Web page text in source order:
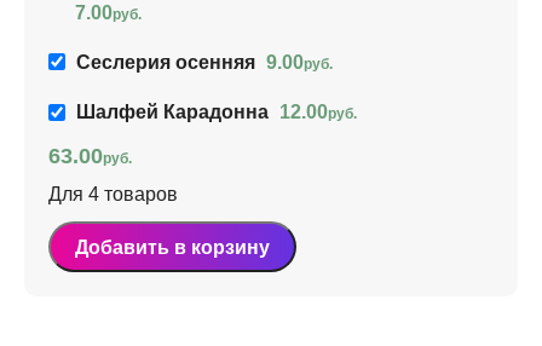
7.00руб.
Сеслерия осенняя 9.00руб.
Шалфей Карадонна 12.00руб.
63.00руб.
Для 4 товаров
Добавить в корзину